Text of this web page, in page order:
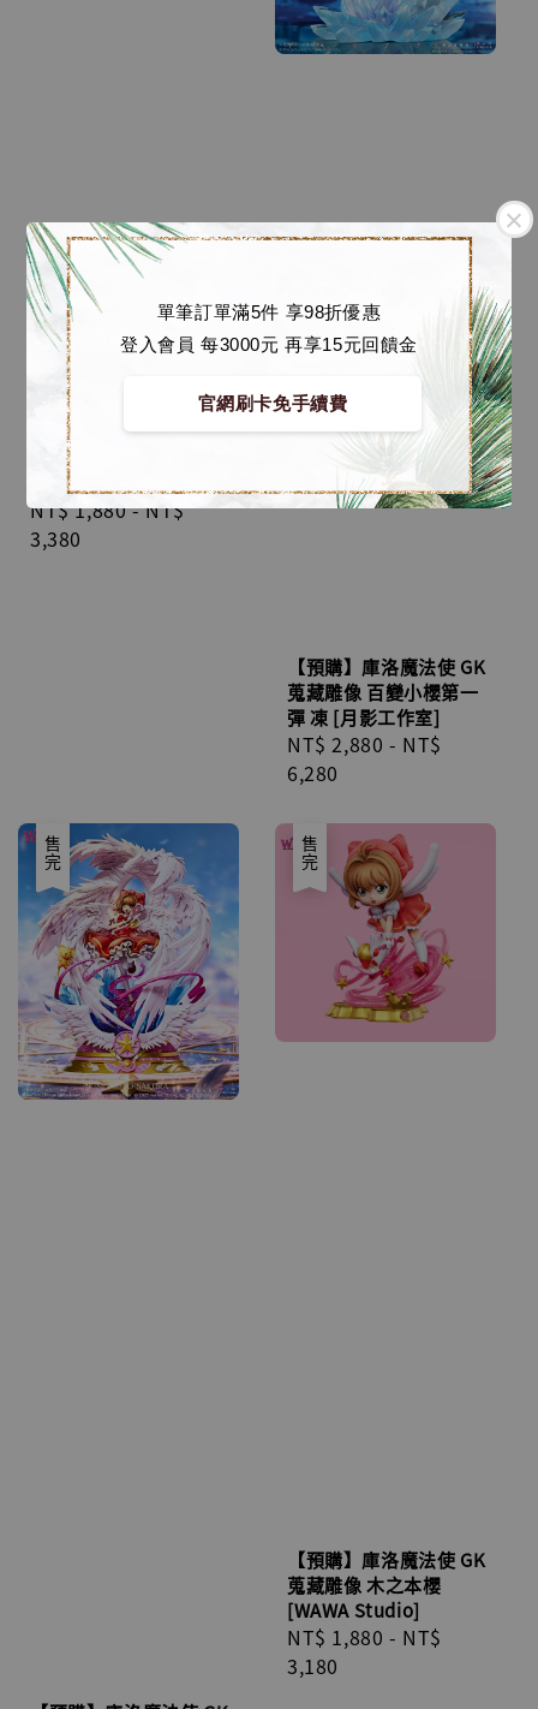
單筆訂單滿5件 享98折優惠
登入會員 每3000元 再享15元回饋金
官網刷卡免手續費
【預購】庫洛魔法使 GK
蒐藏雕像 月亮摩卡少女
櫻 [RS工作室]
Regular
price
NT$ 1,880-NT$
3,380
【預購】庫洛魔法使 GK
蒐藏雕像 百變小櫻第一
彈 凍 [月影工作室]
Regular
price
NT$ 2,880 - NT$
6,280
售完 售完
【預購】庫洛魔法使 GK
蒐藏雕像 木之本櫻
[WAWA Studio]
Regular
price
NT$ 1,880 - NT$
3,180